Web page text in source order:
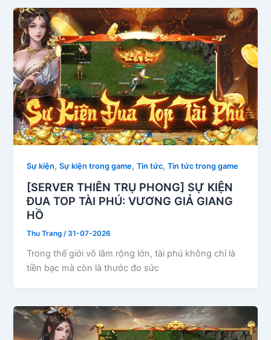
Sự kiện,Sự kiện trong game,Tin tức,Tin tức trong game
[SERVER THIÊN TRỤ PHONG] SỰ KIỆN
ĐUA TOP TÀI PHÚ: VƯƠNG GIẢ GIANG
HỒ
Thu Trang /31-07-2026
Trong thế giới võ lâm rộng lớn, tài phú không chỉ là
tiền bạc mà còn là thước đo sức